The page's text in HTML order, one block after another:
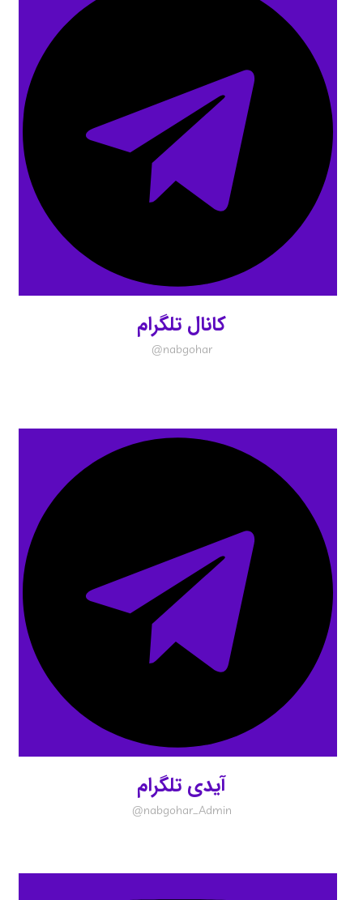
کانال تلگرام
nabgohar@
آیدی تلگرام
nabgohar_Admin@